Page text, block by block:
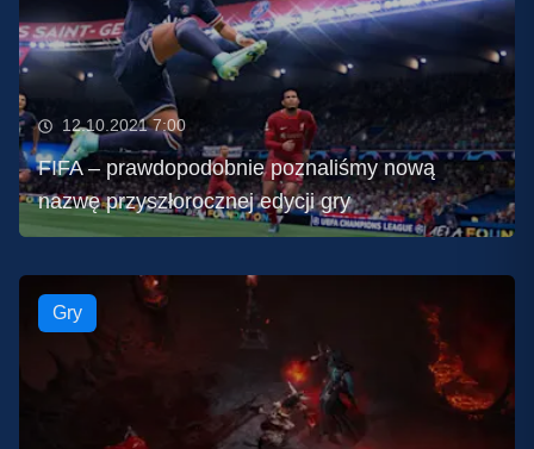
12.10.2021 7:00
FIFA – prawdopodobnie poznaliśmy nową
nazwę przyszłorocznej edycji gry
Gry